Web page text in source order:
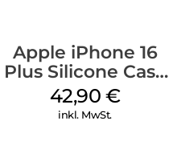
Apple iPhone 16
Plus Silicone Case
MagSafe Plum
42,90 €
inkl. MwSt.